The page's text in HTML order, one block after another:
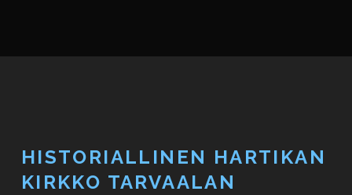
HISTORIALLINEN HARTIKAN
KIRKKO TARVAALAN